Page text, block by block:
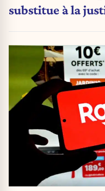
substitue à la